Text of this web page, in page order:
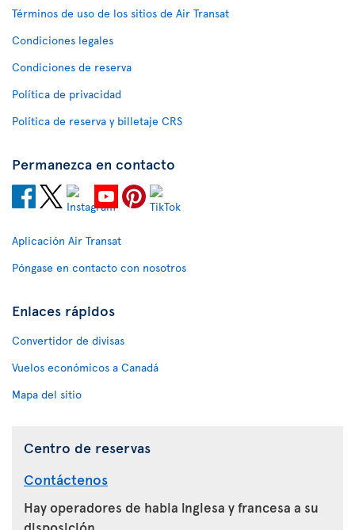
Términos de uso de los sitios de Air Transat
Condiciones legales
Condiciones de reserva
Política de privacidad
Política de reserva y billetaje CRS
Permanezca en contacto
Aplicación Air Transat
Póngase en contacto con nosotros
Enlaces rápidos
Convertidor de divisas
Vuelos económicos a Canadá
Mapa del sitio
Centro de reservas
Contáctenos
Hay operadores de habla inglesa y francesa a su